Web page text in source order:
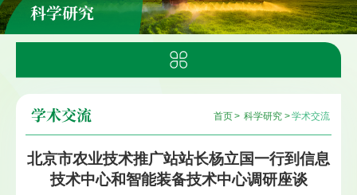
科学研究
首页> 科学研究 >学术交流
学术交流
北京市农业技术推广站站长杨立国一行到信息
技术中心和智能装备技术中心调研座谈